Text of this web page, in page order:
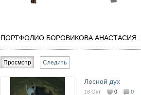
ПОРТФОЛИО БОРОВИКОВА АНАСТАСИЯ
Главные вкладки
Просмотр (активная вкладка)
Следить
Лесной дух
18 Окт 0 0